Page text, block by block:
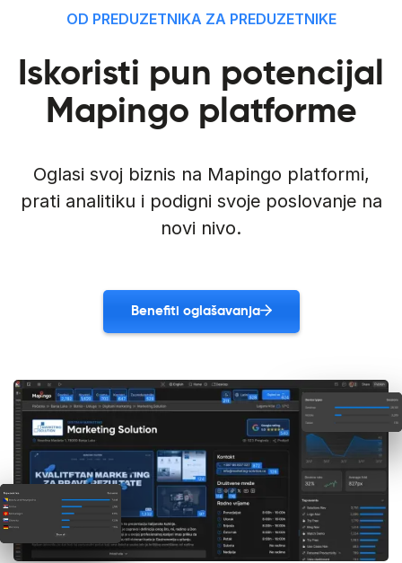
OD PREDUZETNIKA ZA PREDUZETNIKE
Iskoristi pun potencijal
Mapingo platforme
Oglasi svoj biznis na Mapingo platformi,
prati analitiku i podigni svoje poslovanje na
novi nivo.
Benefiti oglašavanja